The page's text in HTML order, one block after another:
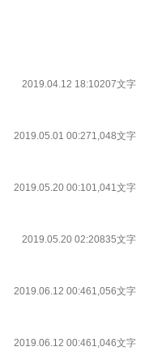
2019.04.12 18:10207文字
2019.05.01 00:271,048文字
2019.05.20 00:101,041文字
2019.05.20 02:20835文字
2019.06.12 00:461,056文字
2019.06.12 00:461,046文字